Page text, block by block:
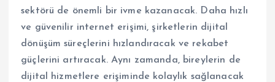
sektörü de önemli bir ivme kazanacak. Daha hızlı
ve güvenilir internet erişimi, şirketlerin dijital
dönüşüm süreçlerini hızlandıracak ve rekabet
güçlerini artıracak. Aynı zamanda, bireylerin de
dijital hizmetlere erişiminde kolaylık sağlanacak